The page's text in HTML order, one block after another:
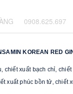
0908.625.697
KOREAN RED
chiết xuất bạch chỉ,
xuất phúc bồn tử, chiết